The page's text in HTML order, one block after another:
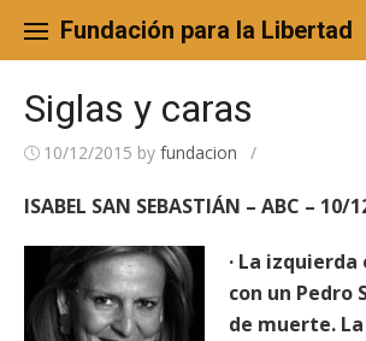
content
Fundación para la Libertad
Siglas y caras
10/12/2015 by fundacion /
ISABEL SAN SEBASTIÁN – ABC – 10/
· La
con un Pedro
de muerte.